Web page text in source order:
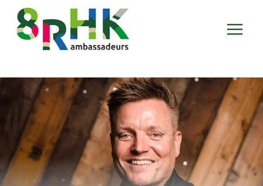
Doorgaan
naar
inhoud